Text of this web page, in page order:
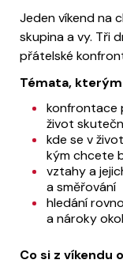
Jeden víkend na
skupina a vy. Tři
přátelské
Témata,
konfrontace
život
kde se v
kým chcete
vztahy a
a směřování
hledání
a nároky
Co si z víkendu